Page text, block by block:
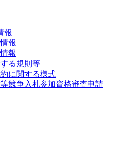
報
報
報
る規則等
に関する様式
競争入札参加資格審査申請